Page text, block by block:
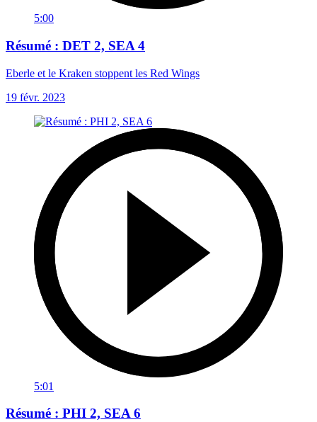
5:00
Résumé : DET 2, SEA 4
Eberle et le Kraken stoppent les Red Wings
19 févr. 2023
5:01
Résumé : PHI 2, SEA 6